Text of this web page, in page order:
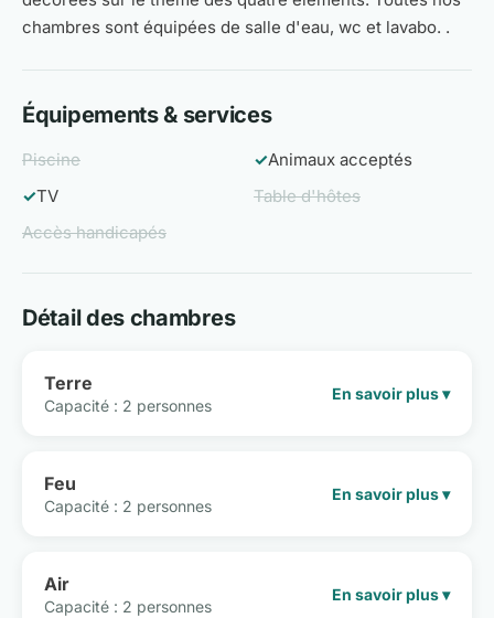
chambres sont équipées de salle d'eau, wc et lavabo. .
Équipements & services
Piscine ✓Animaux acceptés
✓TV
Table d'hôtes
Accès handicapés
Détail des chambres
Terre
Capacité : 2 personnes
En savoir plus ▾
Feu
Capacité : 2 personnes
En savoir plus ▾
Air
Capacité : 2 personnes
En savoir plus ▾